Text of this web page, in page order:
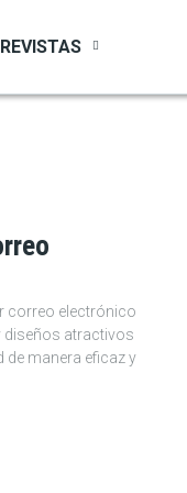
correo electrónico
diseños atractivos
de manera eficaz y